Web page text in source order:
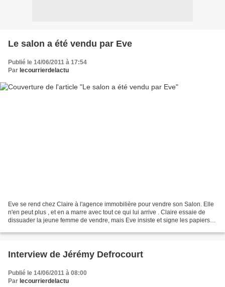
Le salon a été vendu par Eve
Publié le 14/06/2011 à 17:54
Par lecourrierdelactu
Eve se rend chez Claire à l'agence immobilière pour vendre son Salon. Elle
n'en peut plus , et en a marre avec tout ce qui lui arrive . Claire essaie de
dissuader la jeune femme de vendre, mais Eve insiste et signe les papiers...
Interview de Jérémy Defrocourt
Publié le 14/06/2011 à 08:00
Par lecourrierdelactu